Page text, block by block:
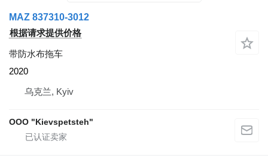
MAZ 837310-3012
根据请求提供价格
带防水布拖车
2020
乌克兰, Kyiv
OOO "Kievspetsteh"